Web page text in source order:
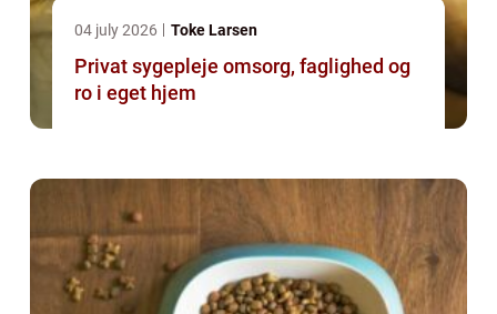
04 july 2026 Toke Larsen
Privat sygepleje omsorg, faglighed og
ro i eget hjem